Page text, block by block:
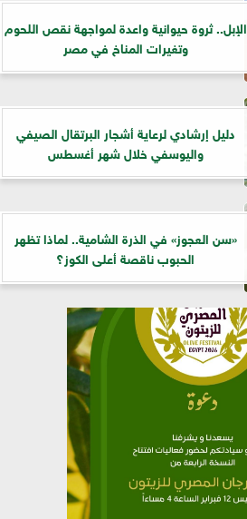
الإبل.. ثروة حيوانية واعدة لمواجهة نقص اللحوم
وتغيرات المناخ في مصر
دليل إرشادي لرعاية أشجار البرتقال الصيفي
واليوسفي خلال شهر أغسطس
«سن العجوز» في الذرة الشامية.. لماذا تظهر
الحبوب ناقصة أعلى الكوز؟